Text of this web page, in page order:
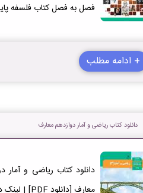
فصل به فصل کتاب فلسفه
+ ادامه مطلب
دانلود کتاب ریاضی و آمار دوازدهم معارف